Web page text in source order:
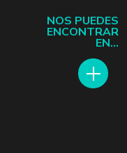
NOS PUEDES
ENCONTRAR
EN...